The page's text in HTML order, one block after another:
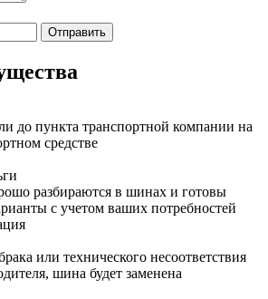
Отправить
до пункта транспортной компании на
средстве
разбираются в шинах и готовы
с учетом ваших потребностей
или технического несоответствия
шина будет заменена